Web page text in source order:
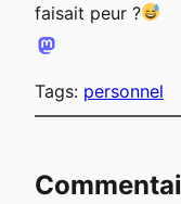
faisait peur ?
Tags: personnel